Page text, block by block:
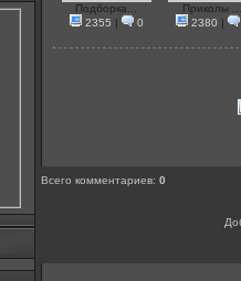
Подборка...
2355 | 0
Приколы
2380 |
Всего комментариев:0